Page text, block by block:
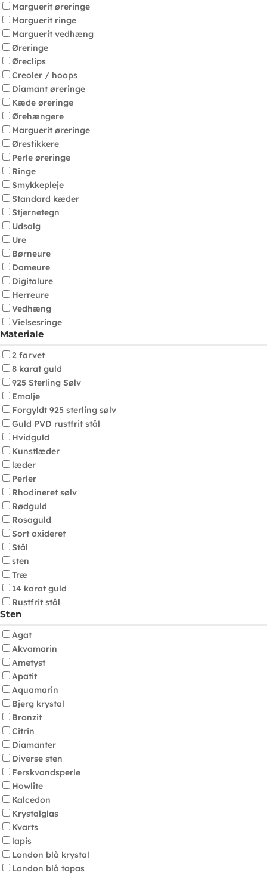
Marguerit øreringe
Marguerit ringe
Marguerit vedhæng
Øreringe
Øreclips
Creoler / hoops
Diamant øreringe
Kæde øreringe
Ørehængere
Marguerit øreringe
Ørestikkere
Perle øreringe
Ringe
Smykkepleje
Standard kæder
Stjernetegn
Udsalg
Ure
Børneure
Dameure
Digitalure
Herreure
Vedhæng
Vielsesringe
Materiale
2 farvet
8 karat guld
925 Sterling Sølv
Emalje
Forgyldt 925 sterling sølv
Guld PVD rustfrit stål
Hvidguld
Kunstlæder
læder
Perler
Rhodineret sølv
Rødguld
Rosaguld
Sort oxideret
Stål
sten
Træ
14 karat guld
Rustfrit stål
Sten
Agat
Akvamarin
Ametyst
Apatit
Aquamarin
Bjerg krystal
Bronzit
Citrin
Diamanter
Diverse sten
Ferskvandsperle
Howlite
Kalcedon
Krystalglas
Kvarts
lapis
London blå krystal
London blå topas